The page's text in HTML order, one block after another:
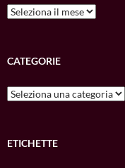
Archivio
CATEGORIE
Categorie
ETICHETTE